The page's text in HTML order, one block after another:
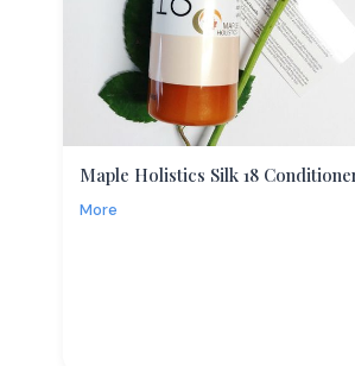
Maple Holistics Silk 18
More